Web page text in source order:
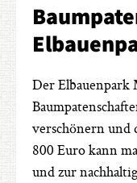
Der Elbauenpark
verschönern und
800 Euro kann
und zur